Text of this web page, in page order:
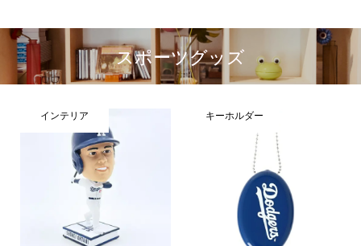
スポーツグッズ
インテリア キーホルダー